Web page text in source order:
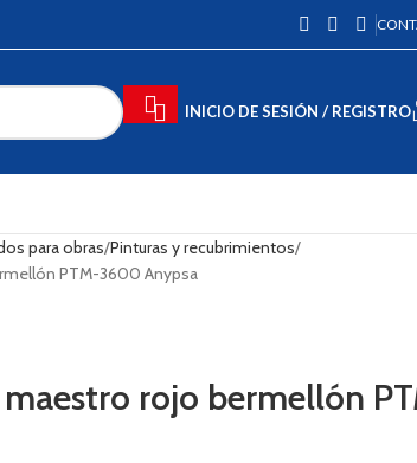
INICIO DE SESIÓN / REGISTRO
para obras Pinturas y recubrimientos
PTM-3600 Anypsa
rojo bermellón